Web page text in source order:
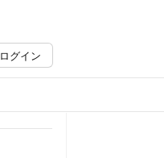
ログイン